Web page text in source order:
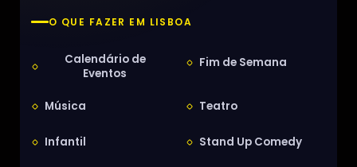
O QUE FAZER EM LISBOA
Calendário de
Eventos
Fim de Semana
Música Teatro
Infantil Stand Up Comedy